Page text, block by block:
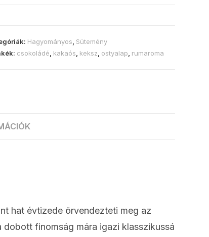
Hagyományos Sütemény
csokoládé kakaós keksz ostyalap rumaroma
hat évtizede örvendezteti meg az
finomság mára igazi klasszikussá